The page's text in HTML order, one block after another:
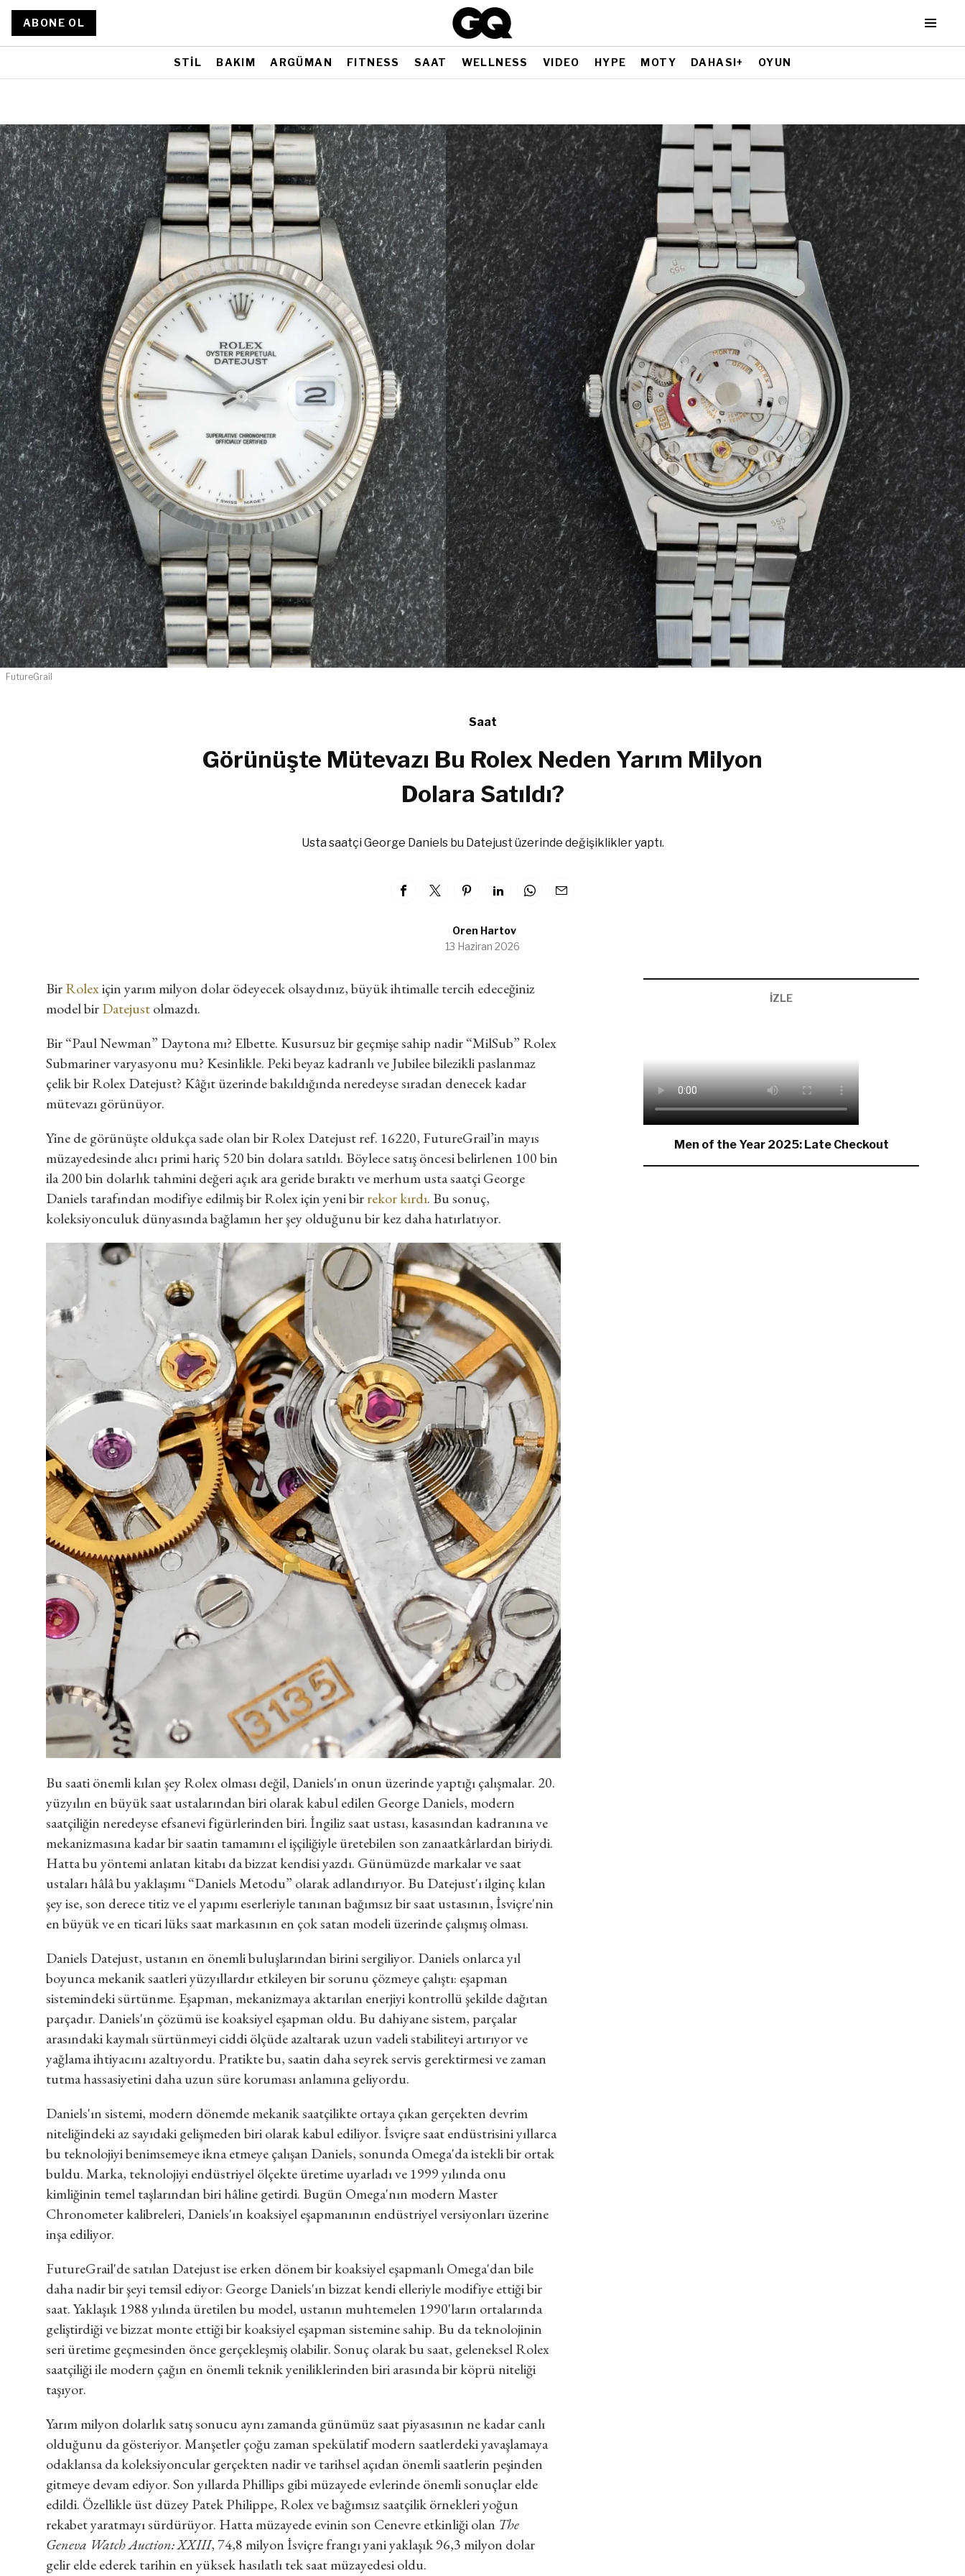
ABONE OL
STİL BAKIM ARGÜMAN FITNESS SAAT WELLNESS VIDEO HYPE MOTY DAHASI+ OYUN
FutureGrail
Saat
Görünüşte Mütevazı Bu Rolex Neden Yarım Milyon
Dolara Satıldı?
Usta saatçi George Daniels bu Datejust üzerinde değişiklikler yaptı.
Oren Hartov
13 Haziran 2026
BirRolexiçin yarım milyon dolar ödeyecek olsaydınız, büyük ihtimalle tercih edeceğiniz
model birDatejustolmazdı.
Bir “Paul Newman” Daytona mı? Elbette. Kusursuz bir geçmişe sahip nadir “MilSub” Rolex
Submariner varyasyonu mu? Kesinlikle. Peki beyaz kadranlı ve Jubilee bilezikli paslanmaz
çelik bir Rolex Datejust? Kâğıt üzerinde bakıldığında neredeyse sıradan denecek kadar
mütevazı görünüyor.
Yine de görünüşte oldukça sade olan bir Rolex Datejust ref. 16220, FutureGrail’in mayıs
müzayedesinde alıcı primi hariç 520 bin dolara satıldı. Böylece satış öncesi belirlenen 100 bin
ila 200 bin dolarlık tahmini değeri açık ara geride bıraktı ve merhum usta saatçi George
Daniels tarafından modifiye edilmiş bir Rolex için yeni birrekor kırdı. Bu sonuç,
koleksiyonculuk dünyasında bağlamın her şey olduğunu bir kez daha hatırlatıyor.
Bu saati önemli kılan şey Rolex olması değil, Daniels'ın onun üzerinde yaptığı çalışmalar. 20.
yüzyılın en büyük saat ustalarından biri olarak kabul edilen George Daniels, modern
saatçiliğin neredeyse efsanevi figürlerinden biri. İngiliz saat ustası, kasasından kadranına ve
mekanizmasına kadar bir saatin tamamını el işçiliğiyle üretebilen son zanaatkârlardan biriydi.
Hatta bu yöntemi anlatan kitabı da bizzat kendisi yazdı. Günümüzde markalar ve saat
ustaları hâlâ bu yaklaşımı “Daniels Metodu” olarak adlandırıyor. Bu Datejust'ı ilginç kılan
şey ise, son derece titiz ve el yapımı eserleriyle tanınan bağımsız bir saat ustasının, İsviçre'nin
en büyük ve en ticari lüks saat markasının en çok satan modeli üzerinde çalışmış olması.
Daniels Datejust, ustanın en önemli buluşlarından birini sergiliyor. Daniels onlarca yıl
boyunca mekanik saatleri yüzyıllardır etkileyen bir sorunu çözmeye çalıştı: eşapman
sistemindeki sürtünme. Eşapman, mekanizmaya aktarılan enerjiyi kontrollü şekilde dağıtan
parçadır. Daniels'ın çözümü ise koaksiyel eşapman oldu. Bu dahiyane sistem, parçalar
arasındaki kaymalı sürtünmeyi ciddi ölçüde azaltarak uzun vadeli stabiliteyi artırıyor ve
yağlama ihtiyacını azaltıyordu. Pratikte bu, saatin daha seyrek servis gerektirmesi ve zaman
tutma hassasiyetini daha uzun süre koruması anlamına geliyordu.
Daniels'ın sistemi, modern dönemde mekanik saatçilikte ortaya çıkan gerçekten devrim
niteliğindeki az sayıdaki gelişmeden biri olarak kabul ediliyor. İsviçre saat endüstrisini yıllarca
bu teknolojiyi benimsemeye ikna etmeye çalışan Daniels, sonunda Omega'da istekli bir ortak
buldu. Marka, teknolojiyi endüstriyel ölçekte üretime uyarladı ve 1999 yılında onu
kimliğinin temel taşlarından biri hâline getirdi. Bugün Omega'nın modern Master
Chronometer kalibreleri, Daniels'ın koaksiyel eşapmanının endüstriyel versiyonları üzerine
inşa ediliyor.
FutureGrail'de satılan Datejust ise erken dönem bir koaksiyel eşapmanlı Omega'dan bile
daha nadir bir şeyi temsil ediyor: George Daniels'ın bizzat kendi elleriyle modifiye ettiği bir
saat. Yaklaşık 1988 yılında üretilen bu model, ustanın muhtemelen 1990'ların ortalarında
geliştirdiği ve bizzat monte ettiği bir koaksiyel eşapman sistemine sahip. Bu da teknolojinin
seri üretime geçmesinden önce gerçekleşmiş olabilir. Sonuç olarak bu saat, geleneksel Rolex
saatçiliği ile modern çağın en önemli teknik yeniliklerinden biri arasında bir köprü niteliği
taşıyor.
Yarım milyon dolarlık satış sonucu aynı zamanda günümüz saat piyasasının ne kadar canlı
olduğunu da gösteriyor. Manşetler çoğu zaman spekülatif modern saatlerdeki yavaşlamaya
odaklansa da koleksiyoncular gerçekten nadir ve tarihsel açıdan önemli saatlerin peşinden
gitmeye devam ediyor. Son yıllarda Phillips gibi müzayede evlerinde önemli sonuçlar elde
edildi. Özellikle üst düzey Patek Philippe, Rolex ve bağımsız saatçilik örnekleri yoğun
rekabet yaratmayı sürdürüyor. Hatta müzayede evinin son Cenevre etkinliği olan The
Geneva Watch Auction: XXIII, 74,8 milyon İsviçre frangı yani yaklaşık 96,3 milyon dolar
gelir elde ederek tarihin en yüksek hasılatlı tek saat müzayedesi oldu.
İZLE
Men of the Year 2025: Late Checkout